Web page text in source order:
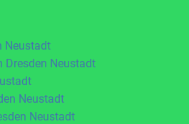
Neustadt
Dresden Neustadt
Neustadt
Neustadt